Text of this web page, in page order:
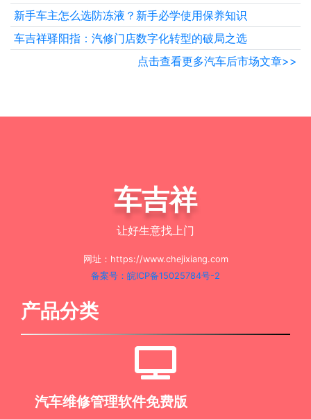
新手车主怎么选防冻液？新手必学使用保养知识
车吉祥驿阳指：汽修门店数字化转型的破局之选
点击查看更多汽车后市场文章>>
车吉祥
让好生意找上门
网址：https://www.chejixiang.com
备案号：皖ICP备15025784号-2
产品分类
汽车维修管理软件免费版